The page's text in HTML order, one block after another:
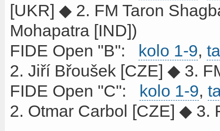
[UKR] ◆ 2. FM Taron
Mohapatra [IND])
FIDE Open "B":
kolo 1-9,
2. Jiří Břoušek [CZE] ◆ 3.
FIDE Open "C":
kolo 1-9,
2. Otmar Carbol [CZE] ◆ 3.